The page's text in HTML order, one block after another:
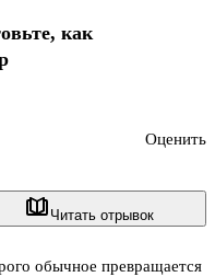
Читать отрывок
обычное превращается
как
Оценить